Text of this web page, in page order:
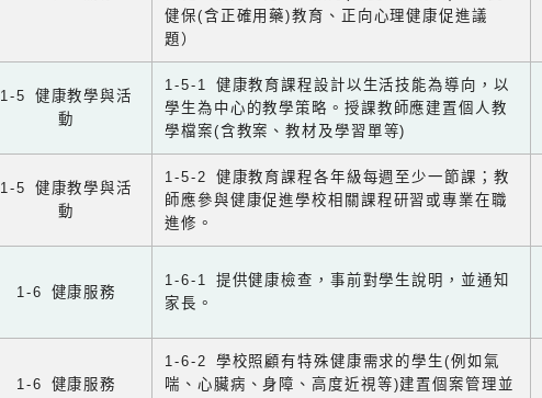
健保(含正確用藥)教育、正向心理健康促進議
題）
1-5 健康教學與活
動
1-5-1 健康教育課程設計以生活技能為導向，以
學生為中心的教學策略。授課教師應建置個人教
學檔案(含教案、教材及學習單等)
1-5 健康教學與活
動
1-5-2 健康教育課程各年級每週至少一節課；教
師應參與健康促進學校相關課程研習或專業在職
進修。
1-6 健康服務
1-6-1 提供健康檢查，事前對學生說明，並通知
家長。
1-6 健康服務
1-6-2 學校照顧有特殊健康需求的學生(例如氣
喘、心臟病、身障、高度近視等)建置個案管理並